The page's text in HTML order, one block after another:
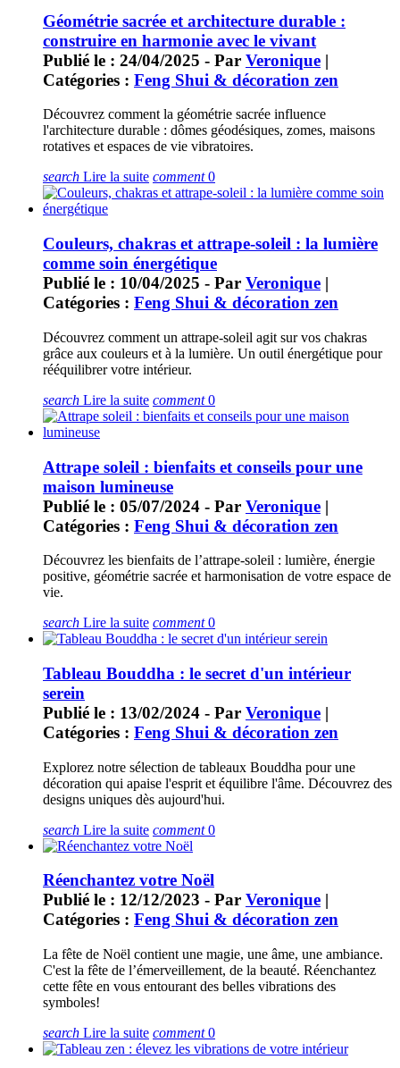
Géométrie sacrée et architecture durable :
construire en harmonie avec le vivant
Publié le : 24/04/2025 - Par Veronique |
Catégories : Feng Shui & décoration zen
Découvrez comment la géométrie sacrée influence
l'architecture durable : dômes géodésiques, zomes, maisons
rotatives et espaces de vie vibratoires.
search Lire la suite comment0
Couleurs, chakras et attrape-soleil : la lumière
comme soin énergétique
Publié le : 10/04/2025 - Par Veronique |
Catégories : Feng Shui & décoration zen
Découvrez comment un attrape-soleil agit sur vos chakras
grâce aux couleurs et à la lumière. Un outil énergétique pour
rééquilibrer votre intérieur.
search Lire la suite comment0
Attrape soleil : bienfaits et conseils pour une
maison lumineuse
Publié le : 05/07/2024 - Par Veronique |
Catégories : Feng Shui & décoration zen
Découvrez les bienfaits de l’attrape-soleil : lumière, énergie
positive, géométrie sacrée et harmonisation de votre espace de
vie.
search Lire la suite comment0
Tableau Bouddha : le secret d'un intérieur
serein
Publié le : 13/02/2024 - Par Veronique |
Catégories : Feng Shui & décoration zen
Explorez notre sélection de tableaux Bouddha pour une
décoration qui apaise l'esprit et équilibre l'âme. Découvrez des
designs uniques dès aujourd'hui.
search Lire la suite comment0
Réenchantez votre Noël
Publié le : 12/12/2023 - Par Veronique |
Catégories : Feng Shui & décoration zen
La fête de Noël contient une magie, une âme, une ambiance.
C'est la fête de l’émerveillement, de la beauté. Réenchantez
cette fête en vous entourant des belles vibrations des
symboles!
search Lire la suite comment0